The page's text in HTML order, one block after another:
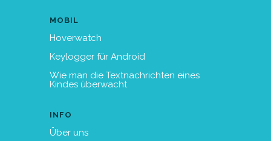
MOBIL
Hoverwatch
Keylogger für Android
Wie man die Textnachrichten eines
Kindes überwacht
INFO
Über uns